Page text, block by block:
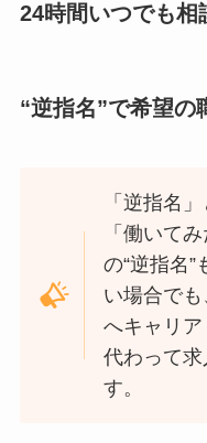
24時間いつでも相
“逆指名”で希望の
「逆指名
「働いて
の“逆指名
い場合で
へキャリ
代わって
す。